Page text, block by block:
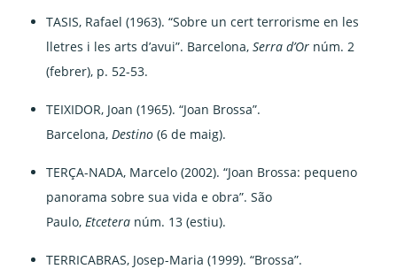
TASIS, Rafael (1963). “Sobre un cert terrorisme en les
lletres i les arts d’avui”. Barcelona,Serra d’Or núm. 2
(febrer), p. 52-53.
TEIXIDOR, Joan (1965). “Joan Brossa”.
Barcelona,Destino(6 de maig).
TERÇA-NADA, Marcelo (2002). “Joan Brossa: pequeno
panorama sobre sua vida e obra”. São
Paulo,Etcetera núm. 13 (estiu).
TERRICABRAS, Josep-Maria (1999). “Brossa”.